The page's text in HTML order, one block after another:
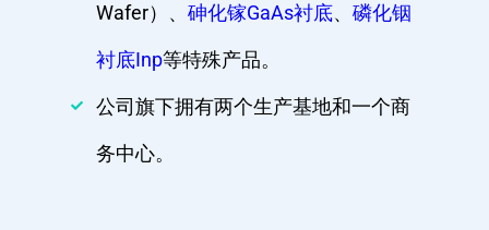
Wafer）、 砷化镓GaAs衬底、 磷化铟
衬底Inp等特殊产品。
公司旗下拥有两个生产基地和一个商
务中心。